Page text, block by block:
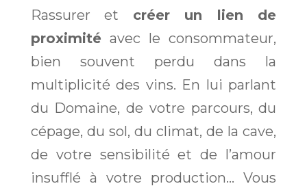
Rassurer et créer un lien de
proximité avec le consommateur,
bien souvent perdu dans la
multiplicité des vins. En lui parlant
du Domaine, de votre parcours, du
cépage, du sol, du climat, de la cave,
de votre sensibilité et de l’amour
insufflé à votre production… Vous